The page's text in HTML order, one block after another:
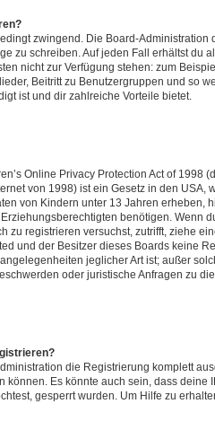
zwingend. Die Board-Administration
zu schreiben. Auf jeden Fall erhältst du
nicht zur Verfügung stehen: zum
Beitritt zu Benutzergruppen und so
ist und dir zahlreiche Vorteile bietet.
Online Privacy Protection Act of 1998
von 1998) ist ein Gesetz in den USA,
von Kindern unter 13 Jahren erheben,
benötigen. Wenn
zu registrieren versuchst, zutrifft, ziehe
und der Besitzer dieses Boards keine
jeglicher Art ist; außer
oder juristische Anfragen zu
die Registrierung komplett
können. Es könnte auch sein, dass deine
gesperrt wurden. Um Hilfe zu